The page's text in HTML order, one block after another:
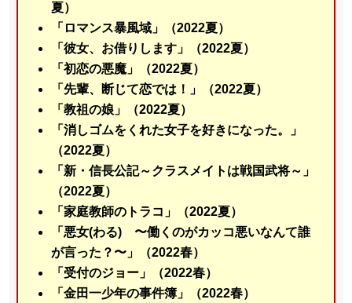
夏）
「ロマンス暴風域」（2022夏）
「彼女、お借りします」（2022夏）
「初恋の悪魔」（2022夏）
「先輩、断じて恋では！」（2022夏）
「教祖の娘」（2022夏）
「消しゴムをくれた女子を好きになった。」
（2022夏）
「新・信長公記～クラスメイトは戦国武将～」
（2022夏）
「家庭教師のトラコ」（2022夏）
「悪女(わる) 〜働くのがカッコ悪いなんて誰
が言った？〜」（2022春）
「受付のジョー」（2022春）
「金田一少年の事件簿」（2022春）